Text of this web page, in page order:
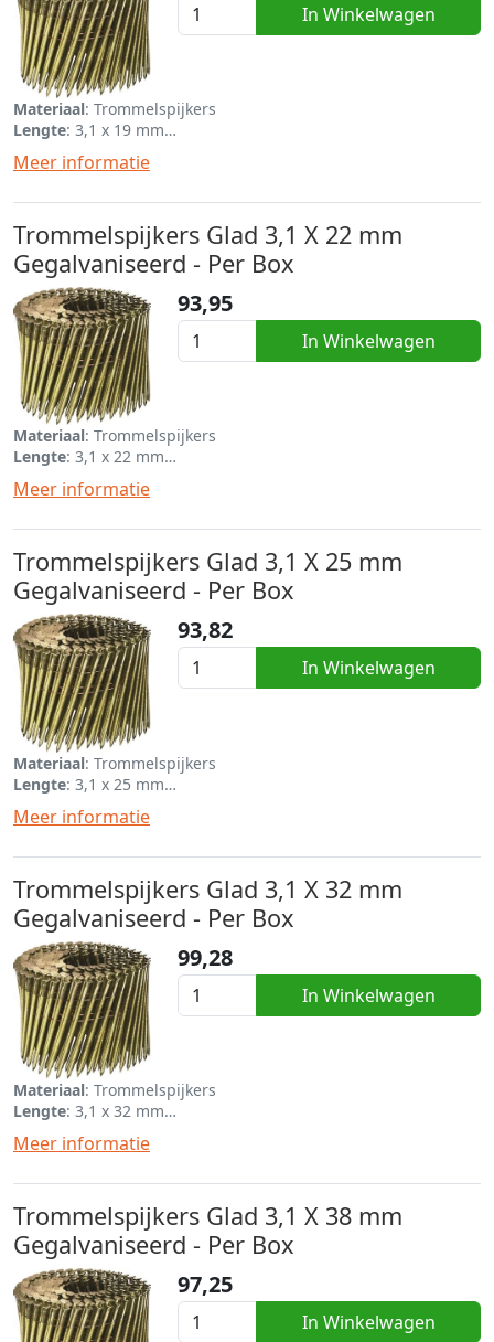
In Winkelwagen
Materiaal: Trommelspijkers
Lengte: 3,1 x 19 mm
Eenheid
: Per box van 9720
Meer informatie
Trommelspijkers Glad 3,1 X 22 mm
Gegalvaniseerd - Per Box
93,95
In Winkelwagen
Materiaal: Trommelspijkers
Lengte: 3,1 x 22 mm
Eenheid
: Per box van 8640
Meer informatie
Trommelspijkers Glad 3,1 X 25 mm
Gegalvaniseerd - Per Box
93,82
In Winkelwagen
Materiaal: Trommelspijkers
Lengte: 3,1 x 25 mm
Meer informatie
Trommelspijkers Glad 3,1 X 32 mm
Gegalvaniseerd - Per Box
99,28
In Winkelwagen
Materiaal: Trommelspijkers
Lengte: 3,1 x 32 mm
Eenheid
: Per box van 6480
Meer informatie
Trommelspijkers Glad 3,1 X 38 mm
Gegalvaniseerd - Per Box
97,25
In Winkelwagen